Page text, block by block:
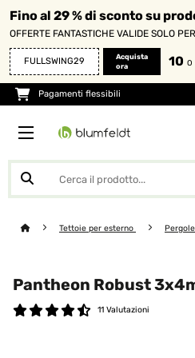
Fino al 29 % di sconto su
OFFERTE FANTASTICHE VALIDE SOLO
FULLSWING29
Acquista
ora
10 O
Pagamenti flessibili
Tettoie per esterno Pergole
Pantheon Robust
11 Valutazioni